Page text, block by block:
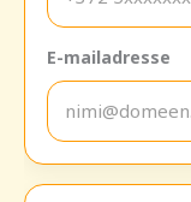
E-mailadresse